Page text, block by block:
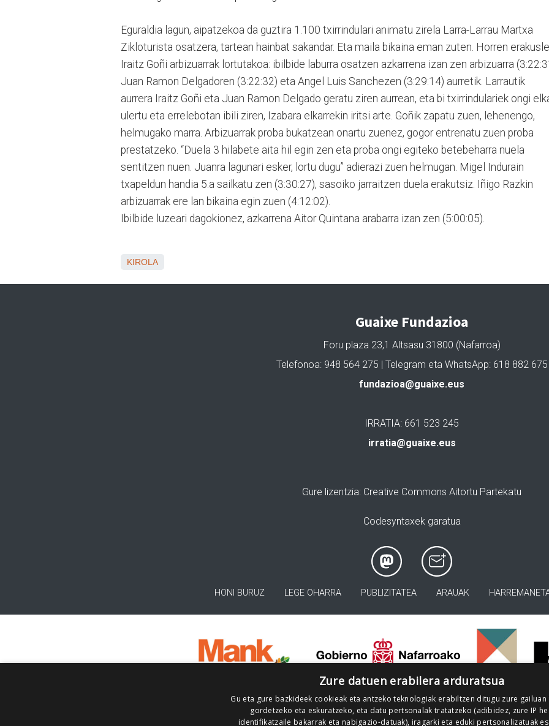
Eguraldia lagun, aipatzekoa da guztira 1.100 txirrindulari animatu zirela Larra-Larrau Martxa
Zikloturista osatzera, tartean hainbat sakandar. Eta maila bikaina eman zuten. Horren
Iraitz Goñi arbizuarrak lortutakoa: ibilbide laburra osatzen azkarrena izan zen arbizuarra
Juan Ramon Delgadoren (3:22:32) eta Angel Luis Sanchezen (3:29:14) aurretik. Larrautik
aurrera Iraitz Goñi eta Juan Ramon Delgado geratu ziren aurrean, eta bi txirrindulariek ongi
ulertu eta errelebotan ibili ziren, Izabara elkarrekin iritsi arte. Goñik zapatu zuen, lehenengo,
helmugako marra. Arbizuarrak proba bukatzean onartu zuenez, gogor entrenatu zuen proba
prestatzeko. “Duela 3 hilabete aita hil egin zen eta proba ongi egiteko betebeharra nuela
sentitzen nuen. Juanra lagunari esker, lortu dugu” adierazi zuen helmugan. Migel Indurain
txapeldun handia 5.a sailkatu zen (3:30:27), sasoiko jarraitzen duela erakutsiz. Iñigo Razkin
arbizuarrak ere lan bikaina egin zuen (4:12:02).
Ibilbide luzeari dagokionez, azkarrena Aitor Quintana arabarra izan zen (5:00:05).
KIROLA
Guaixe Fundazioa
Foru plaza 23,1 Altsasu 31800 (Nafarroa)
Telefonoa: 948 564 275 | Telegram eta WhatsApp: 618 882 675
fundazioa@guaixe.eus
IRRATIA: 661 523 245
irratia@guaixe.eus
Gure lizentzia: Creative Commons Aitortu Partekatu
Codesyntaxek garatua
HONI BURUZ LEGE OHARRA PUBLIZITATEA ARAUAK
Zure datuen erabilera arduratsua
Gu eta gure bazkideek cookieak eta antzeko teknologiak erabiltzen ditugu zure
gordetzeko eta eskuratzeko, eta datu pertsonalak tratatzeko (adibidez, zure IP
identifikatzaile bakarrak eta nabigazio-datuak), iragarki eta eduki pertsonalizatuak